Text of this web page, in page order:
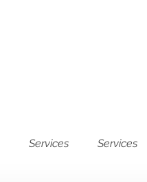
Services Services